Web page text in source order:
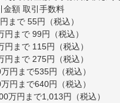
金額 取引手数料
まで 55円（税込）
円まで 99円（税込）
円まで 115円（税込）
円まで 275円（税込）
円まで535円（税込）
円まで640円（税込）
万円まで1,013円（税込）